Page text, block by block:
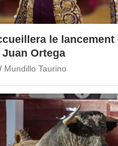
le lancement
Ortega
Mundillo Taurino